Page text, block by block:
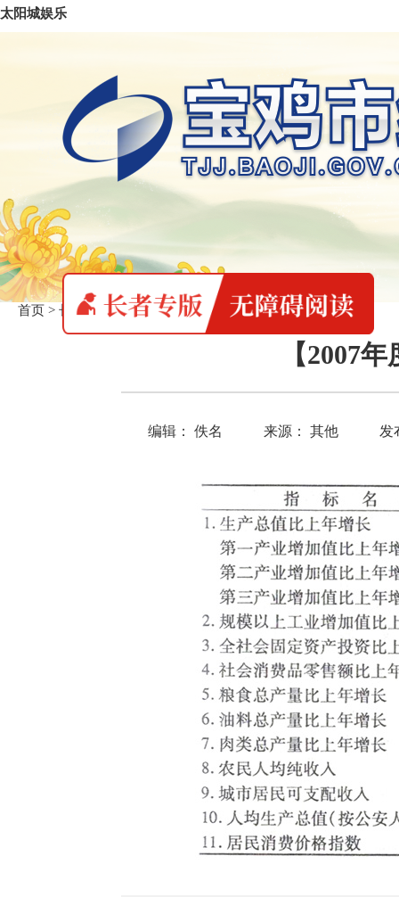
太阳城娱乐
首页 > 长者专版>统计数据
【2007
编辑： 佚名 来源： 其他 发